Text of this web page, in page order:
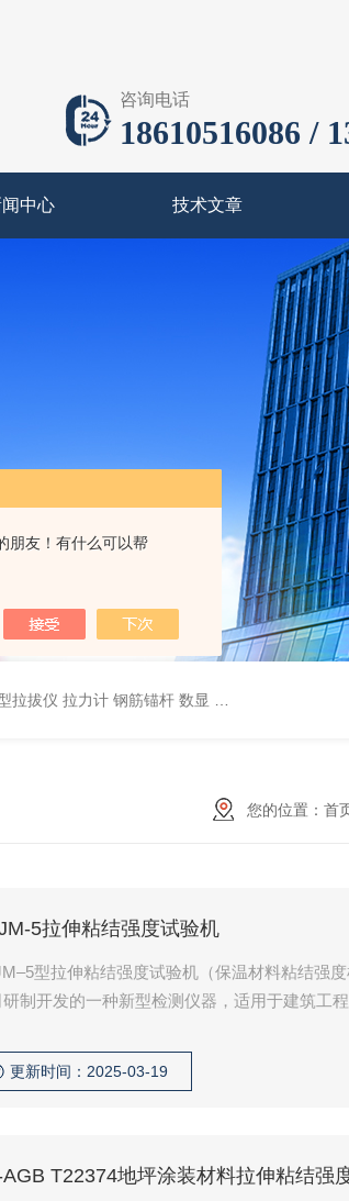
朋友！有什么可以帮
咨询电话
18610516086 /
中心 技术文章
拉拔仪 拉力计 钢筋锚杆 数显 QCJ-50/100型漆
您的位置： 首
5拉伸粘结强度试验机
型拉伸粘结强度试验机（保温材料粘结强
制开发的一种新型检测仪器，适用于建筑工
更新时间：2025-03-19
T22374地坪涂装材料拉伸粘结强